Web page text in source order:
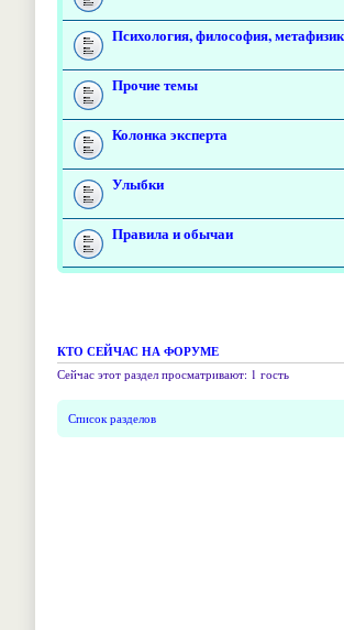
Психология, философия,
Прочие темы
Колонка эксперта
Улыбки
Правила и обычаи
КТО СЕЙЧАС НА ФОРУМЕ
Сейчас этот раздел просматривают: 1 гость
Список разделов